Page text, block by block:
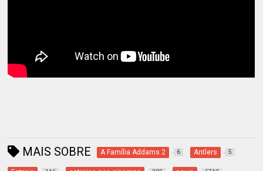
MAIS SOBRE A Família Addams 2 6 Antlers 5